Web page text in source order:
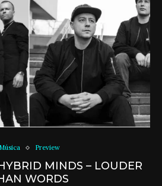
Música Preview
MINDS – LOUDER
WORDS